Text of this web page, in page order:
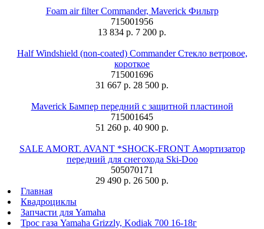
Foam air filter Commander, Maverick Фильтр
715001956
13 834 р. 7 200 р.
Half Windshield (non-coated) Commander Стекло ветровое,
короткое
715001696
31 667 р. 28 500 р.
Maverick Бампер передний с защитной пластиной
715001645
51 260 р. 40 900 р.
SALE AMORT. AVANT *SHOCK-FRONT Амортизатор
передний для снегохода Ski-Doo
505070171
29 490 р. 26 500 р.
Главная
Квадроциклы
Запчасти для Yamaha
Трос газа Yamaha Grizzly, Kodiak 700 16-18г